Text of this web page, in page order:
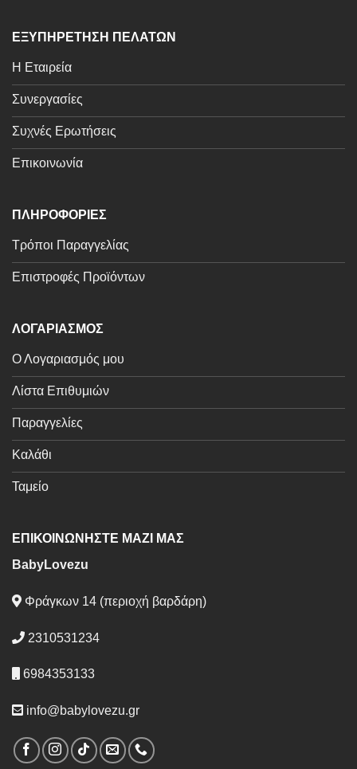
ΕΞΥΠΗΡΕΤΗΣΗ ΠΕΛΑΤΩΝ
Η Εταιρεία
Συνεργασίες
Συχνές Ερωτήσεις
Επικοινωνία
ΠΛΗΡΟΦΟΡΙΕΣ
Τρόποι Παραγγελίας
Επιστροφές Προϊόντων
ΛΟΓΑΡΙΑΣΜΟΣ
Ο Λογαριασμός μου
Λίστα Επιθυμιών
Παραγγελίες
Καλάθι
Ταμείο
ΕΠΙΚΟΙΝΩΝΗΣΤΕ ΜΑΖΙ ΜΑΣ
BabyLovezu
Φράγκων 14 (περιοχή βαρδάρη)
2310531234
6984353133
info@babylovezu.gr